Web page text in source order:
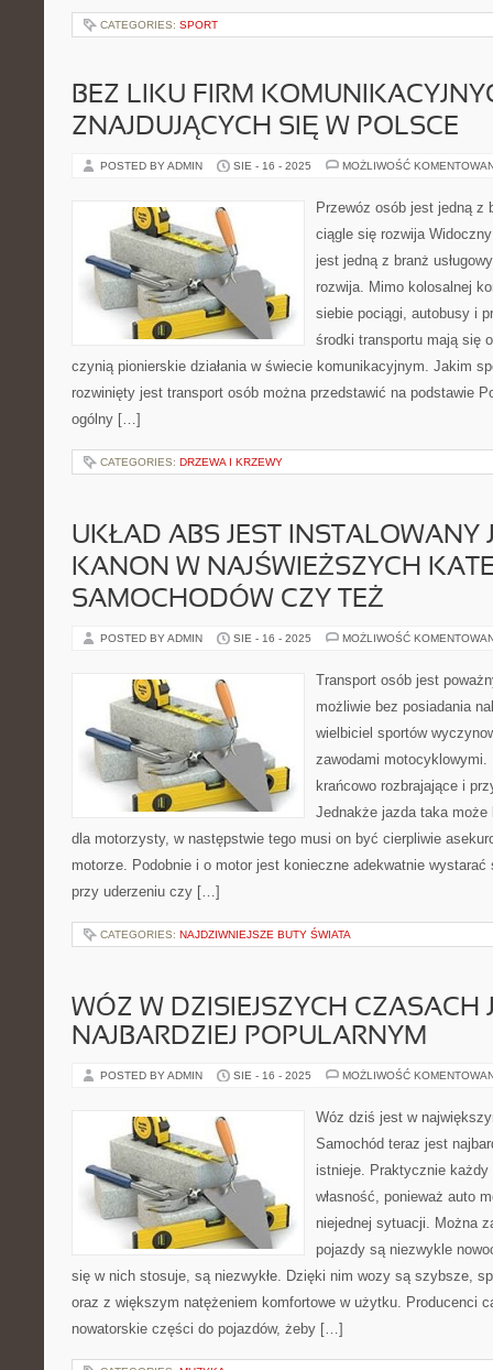
CATEGORIES: SPORT
BEZ LIKU FIRM
ZNAJDUJĄCYCH SIĘ W POLSCE
POSTED BY ADMIN SIE - 16 - 2025 MOŻLIWOŚĆ
Przewóz osób jest jedną z
ciągle się rozwija
jest jedną z branż
rozwija. Mimo kolosalnej
siebie pociągi, autobusy i
środki transportu mają się
czynią pionierskie działania w świecie komunikacyjnym. Jakim
rozwinięty jest transport osób można przedstawić na podstawie
ogólny […]
CATEGORIES: DRZEWA I KRZEWY
UKŁAD ABS JEST INSTALOWANY
KANON W NAJŚWIEŻSZYCH
SAMOCHODÓW CZY TEŻ
POSTED BY ADMIN SIE - 16 - 2025 MOŻLIWOŚĆ
Transport osób jest
możliwie bez posiadania
wielbiciel sportów
zawodami
krańcowo rozbrajające i
Jednakże jazda taka
dla motorzysty, w następstwie tego musi on być cierpliwie
motorze. Podobnie i o motor jest konieczne adekwatnie wystarać
przy uderzeniu czy […]
CATEGORIES: NAJDZIWNIEJSZE BUTY ŚWIATA
WÓZ W DZISIEJSZYCH CZASACH
NAJBARDZIEJ POPULARNYM
POSTED BY ADMIN SIE - 16 - 2025 MOŻLIWOŚĆ
Wóz dziś jest w
Samochód teraz jest
istnieje. Praktycznie
własność, ponieważ auto
niejednej sytuacji. Można
pojazdy są niezwykle
się w nich stosuje, są niezwykłe. Dzięki nim wozy są szybsze,
oraz z większym natężeniem komfortowe w użytku. Producenci
nowatorskie części do pojazdów, żeby […]